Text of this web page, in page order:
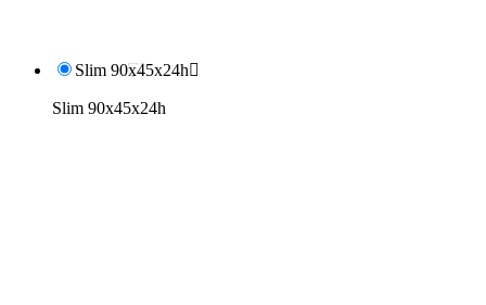
Slim 90x45x24h
Slim 90x45x24h